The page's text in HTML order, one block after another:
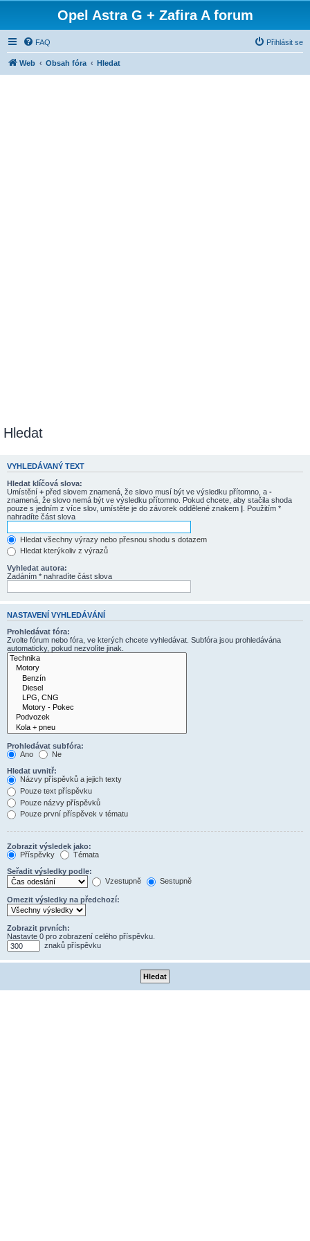
Opel Astra G + Zafira A forum
FAQ Přihlásit se
Web Obsah fóra Hledat
Hledat
VYHLEDÁVANÝ TEXT
Hledat klíčová slova:
Umístění + před slovem znamená, že slovo musí být ve výsledku přítomno, a -
znamená, že slovo nemá být ve výsledku přítomno. Pokud chcete, aby stačila shoda
pouze s jedním z více slov, umístěte je do závorek oddělené znakem | . Použitím *
nahradíte část slova
Hledat všechny výrazy nebo přesnou shodu s dotazem
Hledat kterýkoliv z výrazů
Vyhledat autora:
Zadáním * nahradíte část slova
NASTAVENÍ VYHLEDÁVÁNÍ
Prohledávat fóra:
Zvolte fórum nebo fóra, ve kterých chcete vyhledávat. Subfóra jsou prohledávána
automaticky, pokud nezvolíte jinak.
Prohledávat subfóra:
Ano
Ne
Hledat uvnitř:
Názvy příspěvků a jejich texty
Pouze text příspěvku
Pouze názvy příspěvků
Pouze první příspěvek v tématu
Zobrazit výsledek jako:
Příspěvky
Témata
Seřadit výsledky podle:
Vzestupně
Sestupně
Omezit výsledky na předchozí:
Zobrazit prvních:
Nastavte 0 pro zobrazení celého příspěvku.
znaků příspěvku